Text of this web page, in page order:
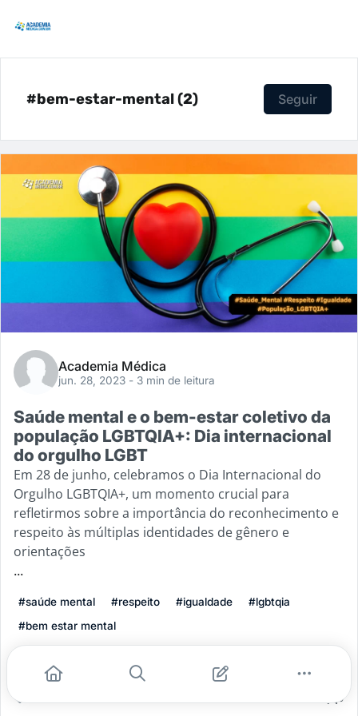
#bem-estar-mental (2) Seguir
Academia Médica
jun. 28, 2023 - 3 min de leitura
Saúde mental e o bem-estar coletivo da
população LGBTQIA+: Dia internacional
do orgulho LGBT
Em 28 de junho, celebramos o Dia Internacional do
Orgulho LGBTQIA+, um momento crucial para
refletirmos sobre a importância do reconhecimento e
respeito às múltiplas identidades de gênero e
orientações
...
#saúde mental #respeito #igualdade
#lgbtqia
#bem estar mental
Leia mais
0